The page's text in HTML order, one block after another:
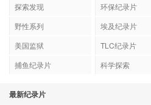
探索发现
环保纪录片
野性系列
埃及纪录片
美国监狱
TLC纪录片
捕鱼纪录片
科学探索
最新纪录片